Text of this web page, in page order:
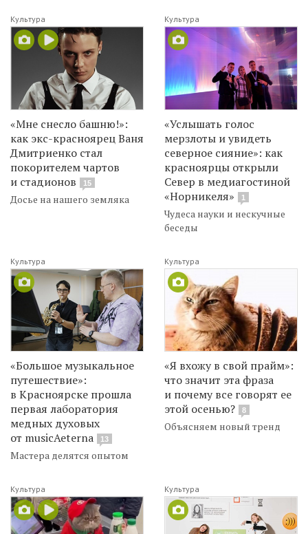
Культура
«Мне снесло башню!»:
как экс-красноярец Ваня
Дмитриенко стал
покорителем чартов
и стадионов
15
Досье на нашего земляка
Культура
«Услышать голос
мерзлоты и увидеть
северное сияние»: как
красноярцы открыли
Север в медиагостиной
«Норникеля»
1
Чудеса науки и нескучные
беседы
Культура
«Большое музыкальное
путешествие»:
в Красноярске прошла
первая лаборатория
медных духовых
от musicAeterna
13
Мастера делятся опытом
Культура
«Я вхожу в свой прайм»:
что значит эта фраза
и почему все говорят ее
этой осенью?
8
Объясняем новый тренд
Культура Культура